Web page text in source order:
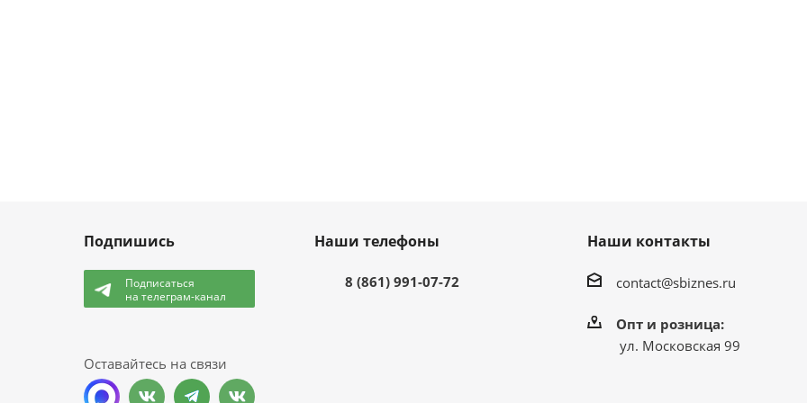
Подпишись
Подписаться
на телеграм-канал
Оставайтесь на связи
Наши телефоны
8 (861) 991-07-72
Наши контакты
contact@sbiznes.ru
Опт и розница:
ул. Московская 99